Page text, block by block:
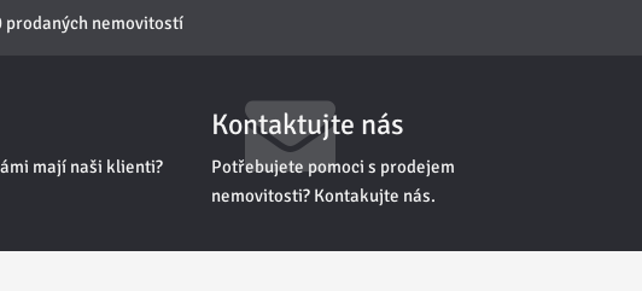
prodaných nemovitostí
mají naši klienti?
Kontaktujte nás
Potřebujete pomoci s prodejem
nemovitosti? Kontakujte nás.